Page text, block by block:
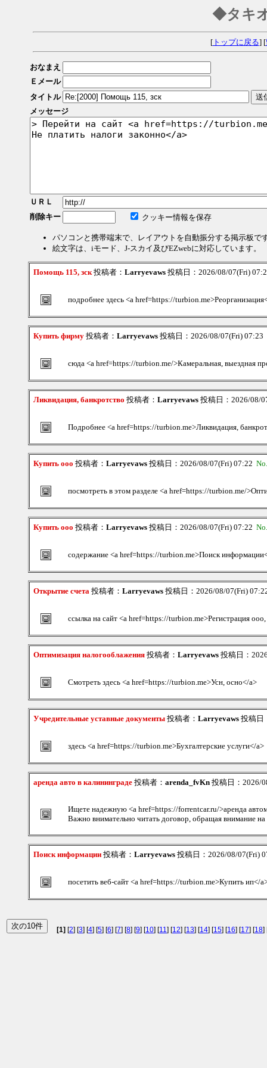
◆タキ
[トップに戻る] [
おなまえ
Ｅメール
タイトル
メッセージ
ＵＲＬ
削除キー
クッキー情報を保存
パソコンと携帯端末で、レイアウトを自動振分する掲示板で
絵文字は、iモード、J-スカイ及びEZwebに対応しています。
Помощь 115, зск投稿者： Larryevaws 投稿日：2026/08/07(Fri)
подробнее здесь <a href=https://
Купить фирму 投稿者： Larryevaws 投稿日：2026/08/07(Fri) 07:23
сюда <a href=https://turbion.me/>Камеральная, выездная
Ликвидация, банкротство 投稿者： Larryevaws 投稿日：2026/08/
Подробнее <a href=https://turbion.me>Ликвидация,
Купить ооо 投稿者： Larryevaws 投稿日：2026/08/07(Fri) 07:22
посмотреть в этом разделе <a href=https://turbion.me/
Купить ооо 投稿者： Larryevaws 投稿日：2026/08/07(Fri) 07:22
содержание <a href=https://turbion.me>Поиск
Открытие счета 投稿者： Larryevaws 投稿日：2026/08/07(Fri)
ссылка на сайт <a href=https://turbion.me>Регистрация
Оптимизация налогооблажения 投稿者： Larryevaws 投稿日：
Смотреть здесь <a href=https://turbion.me>Усн, осно</a>
Учредительные уставные документы 投稿者： Larryevaws 投稿日
здесь <a href=https://turbion.me>Бухгалтерские услуги</a>
аренда авто в калининграде 投稿者： arenda_fvKn 投稿日：2026/
Ищете надежную <a href=https://forrentcar.ru/>аренда
Важно внимательно читать договор, обращая внимание
Поиск информации 投稿者： Larryevaws 投稿日：2026/08/07(Fri)
посетить веб-сайт <a href=https://turbion.me>Купить ип</
[1] [2] [3] [4] [5] [6] [7] [8] [9] [10] [11] [12] [13] [14] [15] [16] [17] [18]